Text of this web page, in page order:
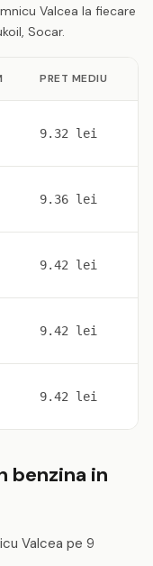
Valcea la fiecare
Socar.
PRET MEDIU
9.32 lei
9.36 lei
9.42 lei
9.42 lei
9.42 lei
benzina in
Valcea pe 9